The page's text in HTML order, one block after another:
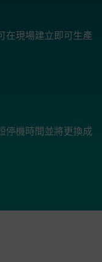
在現場建立即可生產
停機時間並將更換成